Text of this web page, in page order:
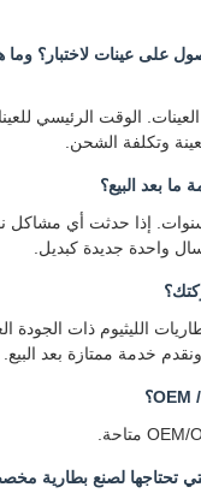
على عينات لاختبار؟
وتكلفة الشحن.
نعم ، الضمان 3 سنوات. إذا حدثت أي
واحدة جديدة كبديل.
الليثيوم ذات الجودة
خدمة ممتازة بعد البيع.